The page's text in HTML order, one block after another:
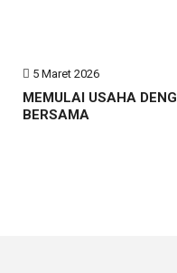
5 Maret 2026
MEMULAI USAHA
BERSAMA